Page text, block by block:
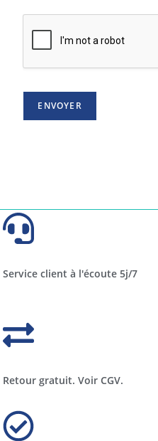
ENVOYER
Service client à l'écoute 5j/7
Retour gratuit. Voir CGV.